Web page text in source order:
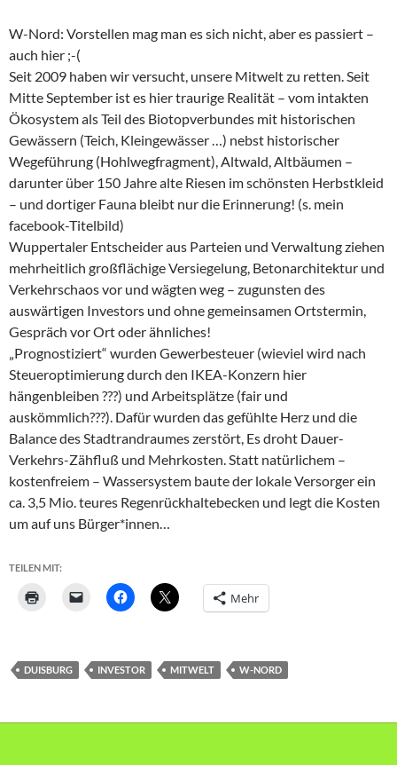
W-Nord: Vorstellen mag man es sich nicht, aber es passiert –
auch hier ;-(
Seit 2009 haben wir versucht, unsere Mitwelt zu retten. Seit
Mitte September ist es hier traurige Realität – vom intakten
Ökosystem als Teil des Biotopverbundes mit historischen
Gewässern (Teich, Kleingewässer …) nebst historischer
Wegeführung (Hohlwegfragment), Altwald, Altbäumen –
darunter über 150 Jahre alte Riesen im schönsten Herbstkleid
– und dortiger Fauna bleibt nur die Erinnerung! (s. mein
facebook-Titelbild)
Wuppertaler Entscheider aus Parteien und Verwaltung ziehen
mehrheitlich großflächige Versiegelung, Betonarchitektur und
Verkehrschaos vor und wägten weg – zugunsten des
auswärtigen Investors und ohne gemeinsamen Ortstermin,
Gespräch vor Ort oder ähnliches!
„Prognostiziert“ wurden Gewerbesteuer (wieviel wird nach
Steueroptimierung durch den IKEA-Konzern hier
hängenbleiben ???) und Arbeitsplätze (fair und
auskömmlich???). Dafür wurden das gefühlte Herz und die
Balance des Stadtrandraumes zerstört, Es droht Dauer-
Verkehrs-Zähfluß und Mehrkosten. Statt natürlichem –
kostenfreiem – Wassersystem baute der lokale Versorger ein
ca. 3,5 Mio. teures Regenrückhaltebecken und legt die Kosten
um auf uns Bürger*innen…
TEILEN MIT:
Mehr
DUISBURG INVESTOR MITWELT W-NORD